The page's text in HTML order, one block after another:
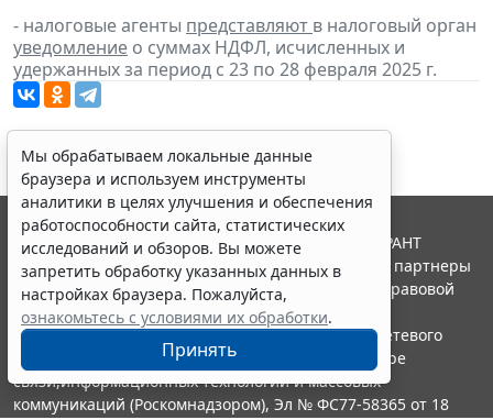
- налоговые агенты представляют в налоговый орган
уведомление о суммах НДФЛ, исчисленных и
удержанных за период с 23 по 28 февраля 2025 г.
Мы обрабатываем локальные данные
браузера и используем инструменты
аналитики в целях улучшения и обеспечения
работоспособности сайта, статистических
исследований и обзоров. Вы можете
запретить обработку указанных данных в
настройках браузера. Пожалуйста,
ознакомьтесь с условиями их обработки.
Принять
© ООО "НПП "ГАРАНТ-СЕРВИС", 2026. Система ГАРАНТ
выпускается с 1990 года. Компания "Гарант" и ее партнеры
являются участниками Российской ассоциации правовой
информации ГАРАНТ.
Портал ГАРАНТ.РУ зарегистрирован в качестве сетевого
издания Федеральной службой по надзору в сфере
связи,информационных технологий и массовых
коммуникаций (Роскомнадзором), Эл № ФС77-58365 от 18